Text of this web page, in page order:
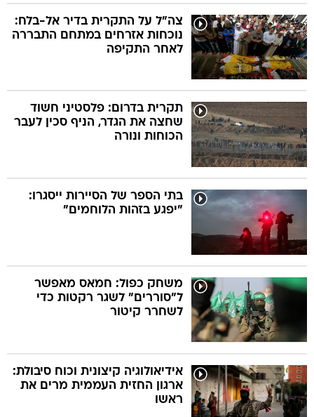
צה"ל על התקרית בדיר אל-בלח:
נוכחות אזרחים במתחם התבררה
לאחר התקיפה
תקרית בדרום: פלסטיני חשוד
שחצה את הגדר, הניף סכין לעבר
הכוחות ונורה
בתי הספר של הסיירות ייסגרו:
"יפגע בזהות הלוחמים"
משחק כפול: חמאס מאפשר
ל"סוררים" לשגר רקטות כדי
לשחרר קיטור
אידיאולוגיה קיצונית וכוח סיבולת:
ארגון החזית העממית מרים את
ראשו